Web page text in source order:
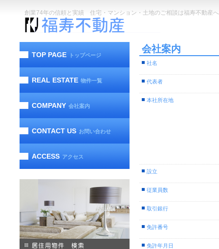
創業74年の信頼と実績 住宅・マンション・土地のご相談は福寿不動産へ
会社案内
社名
代表者
本社所在地
設立
従業員数
取引銀行
免許番号
免許年月日
TOP PAGE トップページ
REAL ESTATE 物件一覧
COMPANY 会社案内
CONTACT US お問い合わせ
ACCESS アクセス